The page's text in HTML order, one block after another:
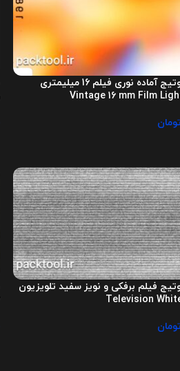
دانلود فوتیج آماده نوری فیلم 16 میلیمتری
Vintage 16 mm Film
تومان
فیلم برفکی و نویز سفید تلویزیون
Television
تومان